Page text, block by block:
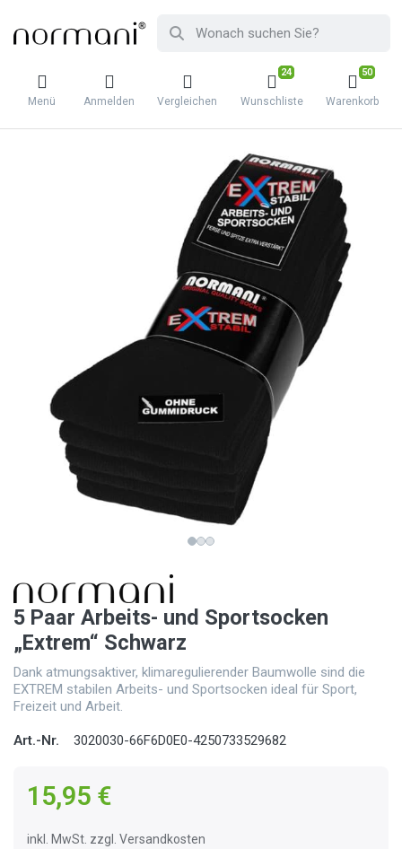
Menü Anmelden Vergleichen
24
Wunschliste
50
Warenkorb
5 Paar Arbeits- und Sportsocken
„Extrem“ Schwarz
Dank atmungsaktiver, klimaregulierender Baumwolle sind die
EXTREM stabilen Arbeits- und Sportsocken ideal für Sport,
Freizeit und Arbeit.
Art.-Nr. 3020030-66F6D0E0-4250733529682
15,95 €
inkl. MwSt. zzgl. Versandkosten